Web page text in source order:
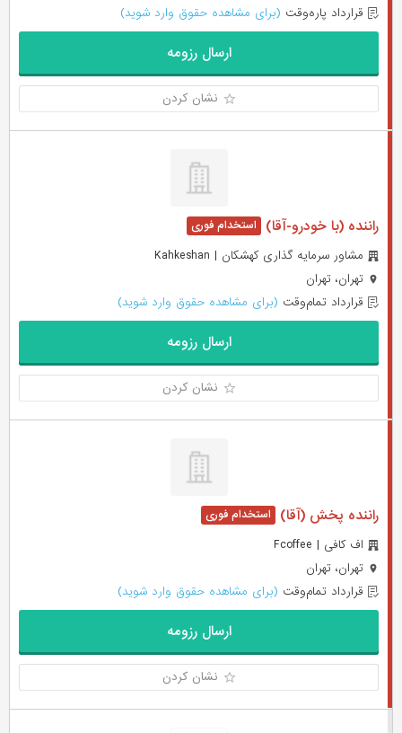
قرارداد پاره‌وقت (برای مشاهده حقوق وارد شوید)
ارسال رزومه
نشان کردن
راننده (با خودرو-آقا)
مشاور سرمایه گذاری کهشکان | Kahkeshan
تهران، تهران
قرارداد تمام‌وقت (برای مشاهده حقوق وارد شوید)
ارسال رزومه
نشان کردن
راننده پخش (آقا)
اف کافی | Fcoffee
تهران، تهران
قرارداد تمام‌وقت (برای مشاهده حقوق وارد شوید)
ارسال رزومه
نشان کردن